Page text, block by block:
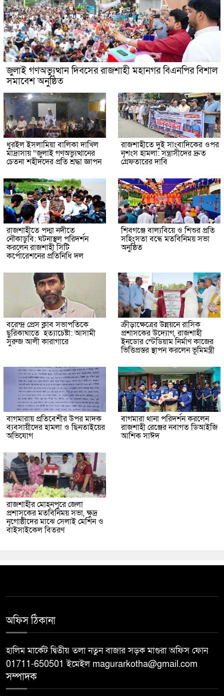
জুলাই গণঅভ্যুত্থান দিবসের রাজশাহী মহানগর বিএনপির বিশাল
সমাবেশ অনুষ্ঠিত
ধুরইল ইসলামিয়া বালিকা দাখিল
মাদ্রাসায় “জুলাই গণঅভ্যুত্থানের
চেতনা শহীদদের প্রতি শ্রদ্ধা জ্ঞাপন
রাজশাহীতে দুই সাংবাদিকের ওপর
নৃশংস হামলা: সন্ত্রাসীদের দ্রুত
গ্রেফতারের দাবি
রাজশাহীতে পদ্মা নদীতে
নৌকাডুবি: ঘটনাস্থল পরিদর্শন
করলেন রাজশাহী সিটি
কর্পোরেশনের প্রতিনিধি দল
শিবগঞ্জে বাল্যবিয়ে ও শিশুর প্রতি
সহিংসতা বন্ধে মতবিনিময় সভা
অনুষ্ঠিত
বরেন্দ্র প্রেস ক্লাব সভাপতিকে
ছুরিকাঘাতে হত্যাচেষ্টা: আসামী
সুরুজ আলী কারাগারে
ক্রীড়াক্ষেত্রের উন্নয়নে রাসিক
প্রশাসকের উদ্যোগ, রাজশাহী
ইনডোর স্টেডিয়াম নির্মাণ কাজের
ভিত্তিপ্রস্তর স্থাপন করলেন ভূমিমন্ত্রী
বাগমারায় প্রতিবেশীর উপর মাদক
ব্যবসায়ীদের হামলা ও ছিনতাইয়ের
অভিযোগ
বাগমারা থানা পরিদর্শন করলেন
রাজশাহী রেঞ্জের নবাগত ডিআইজি
আশিক সাঈদ
রাজশাহীর মোহনপুরে জেলা
প্রশাসকের মতবিনিময় সভা, ক্ষুদ্র
নৃগোষ্ঠীদের মাঝে সেলাই মেশিন ও
বাইসাইকেল বিতরণ
অফিস ঠিকানা
হালিম মার্কেট দ্বিতীয় তলা নতুন বাজার সড়ক মাগুরা অফিস ফোন
01711-650501 ইমেইল magurarkotha@gmail.com
সম্পাদক